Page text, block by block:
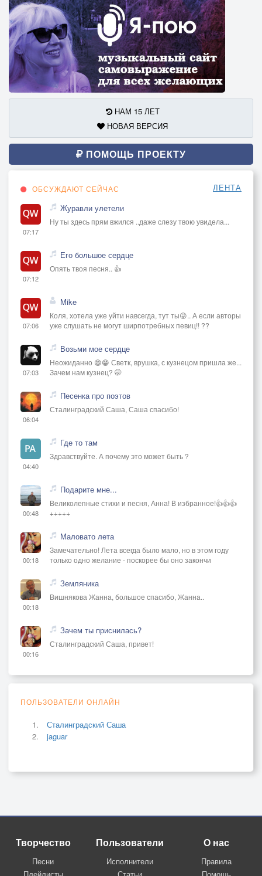
НАМ 15 ЛЕТ
НОВАЯ ВЕРСИЯ
ПОМОЩЬ ПРОЕКТУ
ОБСУЖДАЮТ СЕЙЧАС ЛЕНТА
07:17
Журавли улетели
Ну ты здесь прям вжился ..даже слезу твою увидела...
07:12
Его большое сердце
Опять твоя песня.. 👍
07:06
Mike
Коля, хотела уже уйти навсегда, тут ты😜.. А если авторы
уже слушать не могут ширпотребных певиц!! ??
07:03
Возьми мое сердце
Неожиданно 😄😁 Светк, врушка, с кузнецом пришла же...
Зачем нам кузнец? 🤭
06:04
Песенка про поэтов
Сталинградский Саша, Саша спасибо!
04:40
Где то там
Здравствуйте. А почему это может быть ?
00:48
Подарите мне...
Великолепные стихи и песня, Анна! В избранное!👍👍👍
+++++
00:18
Маловато лета
Замечательно! Лета всегда было мало, но в этом году
только одно желание - поскорее бы оно закончи
00:18
Земляника
Вишнякова Жанна, большое спасибо, Жанна..
00:16
Зачем ты приснилась?
Сталинградский Саша, привет!
ПОЛЬЗОВАТЕЛИ ОНЛАЙН
Сталинградский Саша
jaguar
Творчество
Песни
Пользователи
Исполнители
О нас
Правила